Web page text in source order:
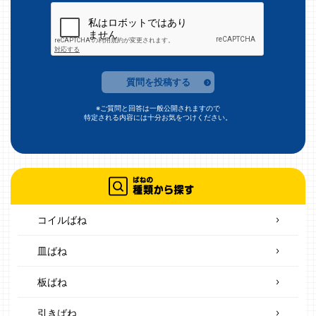
質問を投稿する
※ご質問と回答は一般公開されますので
特定される内容には十分お気をつけください。
コイルばね
皿ばね
板ばね
引きばね